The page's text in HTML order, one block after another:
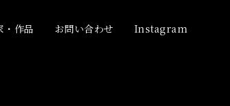
・作品 お問い合わせ Instagram